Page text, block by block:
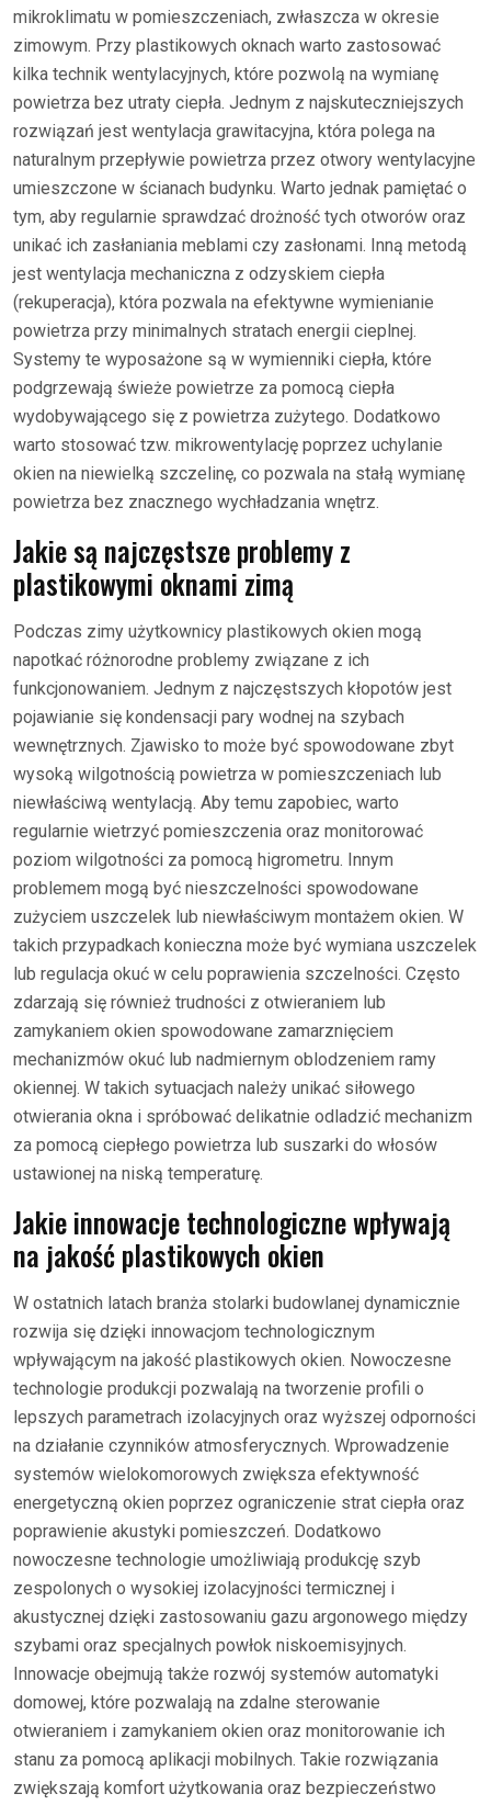
mikroklimatu w pomieszczeniach, zwłaszcza w okresie
zimowym. Przy plastikowych oknach warto zastosować
kilka technik wentylacyjnych, które pozwolą na wymianę
powietrza bez utraty ciepła. Jednym z najskuteczniejszych
rozwiązań jest wentylacja grawitacyjna, która polega na
naturalnym przepływie powietrza przez otwory wentylacyjne
umieszczone w ścianach budynku. Warto jednak pamiętać o
tym, aby regularnie sprawdzać drożność tych otworów oraz
unikać ich zasłaniania meblami czy zasłonami. Inną metodą
jest wentylacja mechaniczna z odzyskiem ciepła
(rekuperacja), która pozwala na efektywne wymienianie
powietrza przy minimalnych stratach energii cieplnej.
Systemy te wyposażone są w wymienniki ciepła, które
podgrzewają świeże powietrze za pomocą ciepła
wydobywającego się z powietrza zużytego. Dodatkowo
warto stosować tzw. mikrowentylację poprzez uchylanie
okien na niewielką szczelinę, co pozwala na stałą wymianę
powietrza bez znacznego wychładzania wnętrz.
Jakie są najczęstsze problemy z
plastikowymi oknami zimą
Podczas zimy użytkownicy plastikowych okien mogą
napotkać różnorodne problemy związane z ich
funkcjonowaniem. Jednym z najczęstszych kłopotów jest
pojawianie się kondensacji pary wodnej na szybach
wewnętrznych. Zjawisko to może być spowodowane zbyt
wysoką wilgotnością powietrza w pomieszczeniach lub
niewłaściwą wentylacją. Aby temu zapobiec, warto
regularnie wietrzyć pomieszczenia oraz monitorować
poziom wilgotności za pomocą higrometru. Innym
problemem mogą być nieszczelności spowodowane
zużyciem uszczelek lub niewłaściwym montażem okien. W
takich przypadkach konieczna może być wymiana uszczelek
lub regulacja okuć w celu poprawienia szczelności. Często
zdarzają się również trudności z otwieraniem lub
zamykaniem okien spowodowane zamarznięciem
mechanizmów okuć lub nadmiernym oblodzeniem ramy
okiennej. W takich sytuacjach należy unikać siłowego
otwierania okna i spróbować delikatnie odladzić mechanizm
za pomocą ciepłego powietrza lub suszarki do włosów
ustawionej na niską temperaturę.
Jakie innowacje technologiczne wpływają
na jakość plastikowych okien
W ostatnich latach branża stolarki budowlanej dynamicznie
rozwija się dzięki innowacjom technologicznym
wpływającym na jakość plastikowych okien. Nowoczesne
technologie produkcji pozwalają na tworzenie profili o
lepszych parametrach izolacyjnych oraz wyższej odporności
na działanie czynników atmosferycznych. Wprowadzenie
systemów wielokomorowych zwiększa efektywność
energetyczną okien poprzez ograniczenie strat ciepła oraz
poprawienie akustyki pomieszczeń. Dodatkowo
nowoczesne technologie umożliwiają produkcję szyb
zespolonych o wysokiej izolacyjności termicznej i
akustycznej dzięki zastosowaniu gazu argonowego między
szybami oraz specjalnych powłok niskoemisyjnych.
Innowacje obejmują także rozwój systemów automatyki
domowej, które pozwalają na zdalne sterowanie
otwieraniem i zamykaniem okien oraz monitorowanie ich
stanu za pomocą aplikacji mobilnych. Takie rozwiązania
zwiększają komfort użytkowania oraz bezpieczeństwo